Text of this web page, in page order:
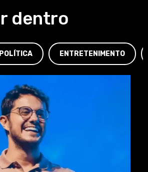
dentro
POLÍTICA ENTRETENIMENTO